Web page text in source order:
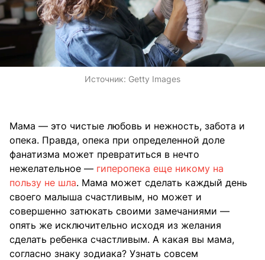
Источник: Getty Images
Мама — это чистые любовь и нежность, забота и
опека. Правда, опека при определенной доле
фанатизма может превратиться в нечто
нежелательное — гиперопека еще никому на
пользу не шла. Мама может сделать каждый день
своего малыша счастливым, но может и
совершенно затюкать своими замечаниями —
опять же исключительно исходя из желания
сделать ребенка счастливым. А какая вы мама,
согласно знаку зодиака? Узнать совсем